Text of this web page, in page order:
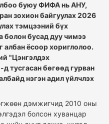
буюу ФИФА нь АНУ,
зохион байгуулах 2026
тэмцээний бүх
болон бусад дуу чимээ
албан ёсоор хориглолоо.
"Цэнгэлдэх
тусгасан бөгөөд гурван
нэгэн адил үйлчлэх
дэмжигчид 2010 оны
болсон хуванцар